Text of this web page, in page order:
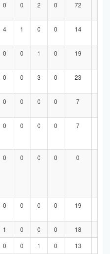
0 0 2 0 72
4 1 0 0 14
0 0 1 0 19
0 0 3 0 23
0 0 0 0 7
0 0 0 0 7
0 0 0 0 0
0 0 0 0 19
1 0 0 0 18
0 0 1 0 13